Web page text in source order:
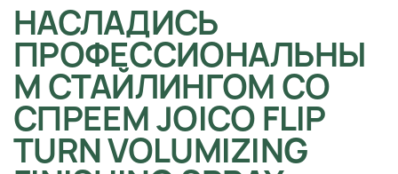
НАСЛАДИСЬ
ПРОФЕССИОНАЛЬНЫ
М СТАЙЛИНГОМ СО
СПРЕЕМ JOICO FLIP
TURN VOLUMIZING